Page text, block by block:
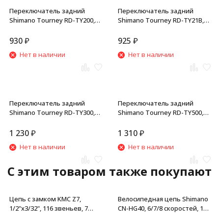
Переключатель задний
Shimano Tourney RD-TY200,
без уп.
930₽
Нет в наличии
Переключатель задний
Shimano Tourney RD-TY21B,
серебристый, б/уп.
925 ₽
Нет в наличии
Переключатель задний
Shimano Tourney RD-TY300,
без уп.
1 230₽
Нет в наличии
Переключатель задний
Shimano Tourney RD-TY500,
торг. уп.
1 310₽
Нет в наличии
C этим товаром также покупают
Цепь с замком KMC Z7,
1/2"x3/32", 116 звеньев, 7
Велосипедная цепь Shimano
CN-HG40, 6/7/8 скоростей, 116